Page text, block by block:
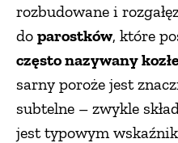
rozbudowane i
do parostków, które
często nazywany
sarny poroże jest
subtelne – zwykle
jest typowym